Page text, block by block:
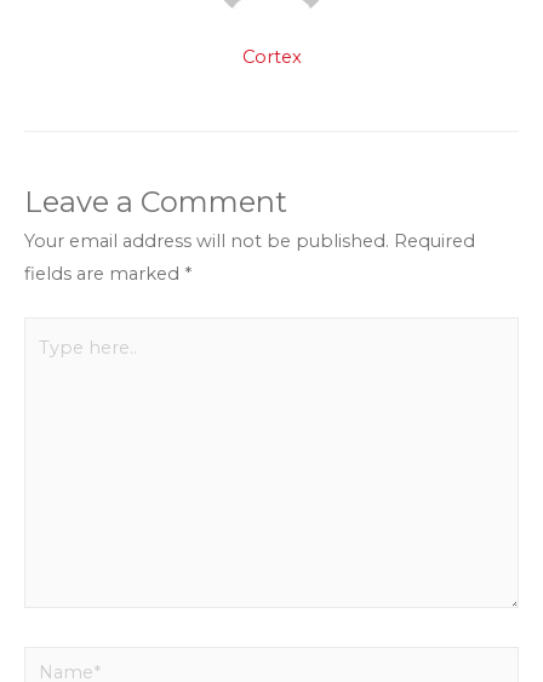
Cortex
Leave a Comment
Your email address will not be published. Required
fields are marked *
here..
Name*